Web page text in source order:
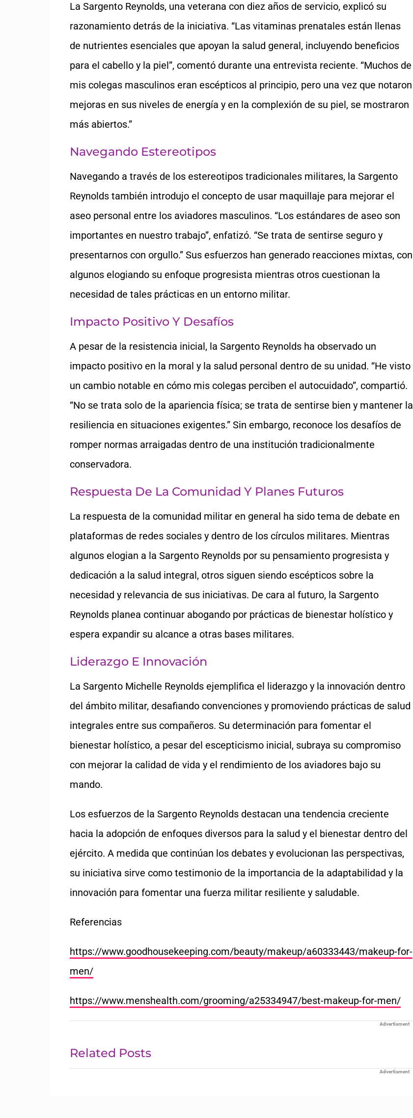
La Sargento Reynolds, una veterana con diez años de servicio, explicó su
razonamiento detrás de la iniciativa. “Las vitaminas prenatales están llenas
de nutrientes esenciales que apoyan la salud general, incluyendo beneficios
para el cabello y la piel”, comentó durante una entrevista reciente. “Muchos de
mis colegas masculinos eran escépticos al principio, pero una vez que notaron
mejoras en sus niveles de energía y en la complexión de su piel, se mostraron
más abiertos.”
Navegando Estereotipos
Navegando a través de los estereotipos tradicionales militares, la Sargento
Reynolds también introdujo el concepto de usar maquillaje para mejorar el
aseo personal entre los aviadores masculinos. “Los estándares de aseo son
importantes en nuestro trabajo”, enfatizó. “Se trata de sentirse seguro y
presentarnos con orgullo.” Sus esfuerzos han generado reacciones mixtas, con
algunos elogiando su enfoque progresista mientras otros cuestionan la
necesidad de tales prácticas en un entorno militar.
Impacto Positivo Y Desafíos
A pesar de la resistencia inicial, la Sargento Reynolds ha observado un
impacto positivo en la moral y la salud personal dentro de su unidad. “He visto
un cambio notable en cómo mis colegas perciben el autocuidado”, compartió.
“No se trata solo de la apariencia física; se trata de sentirse bien y mantener la
resiliencia en situaciones exigentes.” Sin embargo, reconoce los desafíos de
romper normas arraigadas dentro de una institución tradicionalmente
conservadora.
Respuesta De La Comunidad Y Planes Futuros
La respuesta de la comunidad militar en general ha sido tema de debate en
plataformas de redes sociales y dentro de los círculos militares. Mientras
algunos elogian a la Sargento Reynolds por su pensamiento progresista y
dedicación a la salud integral, otros siguen siendo escépticos sobre la
necesidad y relevancia de sus iniciativas. De cara al futuro, la Sargento
Reynolds planea continuar abogando por prácticas de bienestar holístico y
espera expandir su alcance a otras bases militares.
Liderazgo E Innovación
La Sargento Michelle Reynolds ejemplifica el liderazgo y la innovación dentro
del ámbito militar, desafiando convenciones y promoviendo prácticas de salud
integrales entre sus compañeros. Su determinación para fomentar el
bienestar holístico, a pesar del escepticismo inicial, subraya su compromiso
con mejorar la calidad de vida y el rendimiento de los aviadores bajo su
mando.
Los esfuerzos de la Sargento Reynolds destacan una tendencia creciente
hacia la adopción de enfoques diversos para la salud y el bienestar dentro del
ejército. A medida que continúan los debates y evolucionan las perspectivas,
su iniciativa sirve como testimonio de la importancia de la adaptabilidad y la
innovación para fomentar una fuerza militar resiliente y saludable.
Referencias
https://www.goodhousekeeping.com/beauty/makeup/a60333443/makeup-for-
men/
https://www.menshealth.com/grooming/a25334947/best-makeup-for-men/
Advertisment
Related Posts
Advertisment